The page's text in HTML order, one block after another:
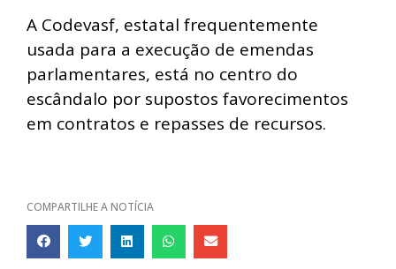
A Codevasf, estatal frequentemente
usada para a execução de emendas
parlamentares, está no centro do
escândalo por supostos favorecimentos
em contratos e repasses de recursos.
COMPARTILHE A NOTÍCIA